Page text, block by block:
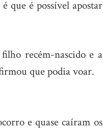
que é possível apostar
recém-nascido e a
que podia voar.
e quase caíram os